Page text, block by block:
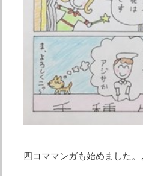
四コママンガも始めました